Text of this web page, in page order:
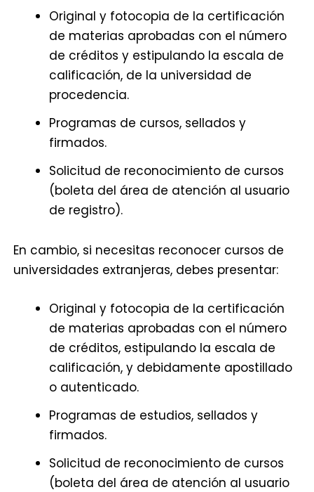
Original y fotocopia de la certificación
de materias aprobadas con el número
de créditos y estipulando la escala de
calificación, de la universidad de
procedencia.
Programas de cursos, sellados y
firmados.
Solicitud de reconocimiento de cursos
(boleta del área de atención al usuario
de registro).
En cambio, si necesitas reconocer cursos de
universidades extranjeras, debes presentar:
Original y fotocopia de la certificación
de materias aprobadas con el número
de créditos, estipulando la escala de
calificación, y debidamente apostillado
o autenticado.
Programas de estudios, sellados y
firmados.
Solicitud de reconocimiento de cursos
(boleta del área de atención al usuario